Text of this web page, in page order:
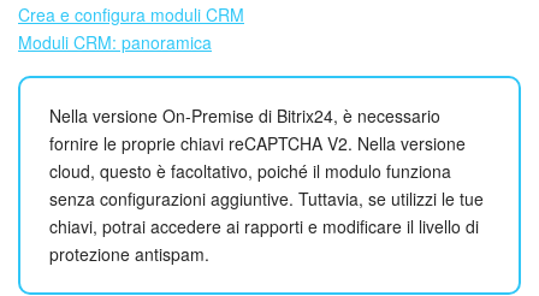
Collab
Calendario
Bitrix24 Drive
Webmail
Gruppi di lavoro
Crea e configura moduli CRM
Moduli CRM: panoramica
Nella versione On-Premise di Bitrix24, è necessario
fornire le proprie chiavi reCAPTCHA V2. Nella versione
cloud, questo è facoltativo, poiché il modulo funziona
senza configurazioni aggiuntive. Tuttavia, se utilizzi le tue
chiavi, potrai accedere ai rapporti e modificare il livello di
protezione antispam.